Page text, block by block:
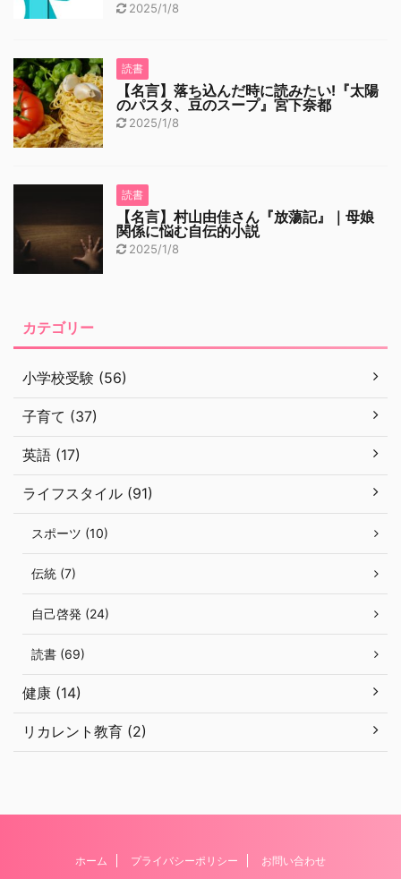
2025/1/8
読書
【名言】落ち込んだ時に読みたい!『太陽
のパスタ、豆のスープ』宮下奈都
2025/1/8
読書
【名言】村山由佳さん『放蕩記』｜母娘
関係に悩む自伝的小説
2025/1/8
カテゴリー
小学校受験 (56)
子育て (37)
英語 (17)
ライフスタイル (91)
スポーツ (10)
伝統 (7)
自己啓発 (24)
読書 (69)
健康 (14)
リカレント教育 (2)
ホーム プライバシーポリシー お問い合わせ